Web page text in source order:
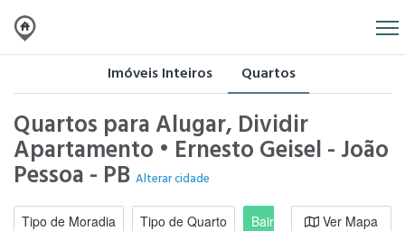
Imóveis Inteiros Quartos
Quartos para Alugar, Dividir
Apartamento • Ernesto Geisel - João
Pessoa - PB Alterar cidade
Tipo de Moradia Tipo de Quarto Bairro / RegiãoVer Mapa